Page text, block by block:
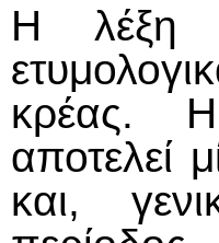
Η λέξη
κρέας.
αποτελεί
και,